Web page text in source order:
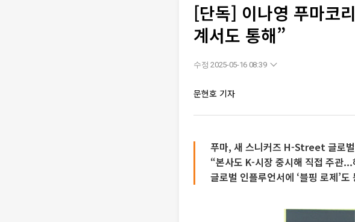
[단독] 이나영 푸마코
계서도 통해”
수정 2025-05-16 08:39
문현호 기자
푸마, 새 스니커즈 H-Street 글로
“본사도 K-시장 중시해 직접 주관
글로벌 인플루언서에 ‘블핑 로제’